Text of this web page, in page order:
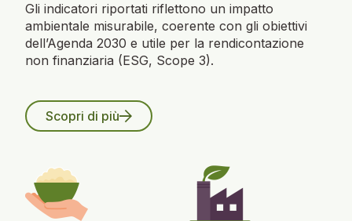
Gli indicatori riportati riflettono un impatto
ambientale misurabile, coerente con gli obiettivi
dell’Agenda 2030 e utile per la rendicontazione
non finanziaria (ESG, Scope 3).
Scopri di più